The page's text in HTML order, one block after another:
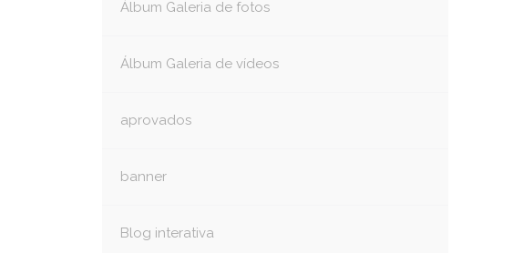
Álbum Galeria de fotos
Álbum Galeria de vídeos
aprovados
banner
Blog interativa